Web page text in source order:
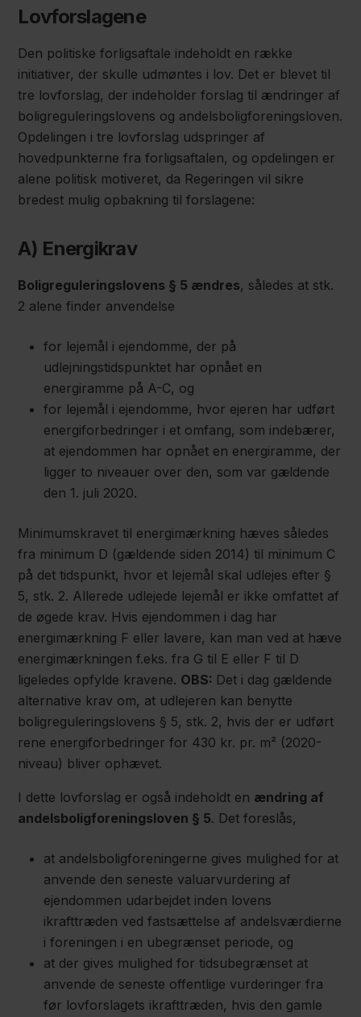
Lovforslagene
Den politiske forligsaftale indeholdt en række
initiativer, der skulle udmøntes i lov. Det er blevet til
tre lovforslag, der indeholder forslag til ændringer af
boligreguleringslovens og andelsboligforeningsloven.
Opdelingen i tre lovforslag udspringer af
hovedpunkterne fra forligsaftalen, og opdelingen er
alene politisk motiveret, da Regeringen vil sikre
bredest mulig opbakning til forslagene:
A) Energikrav
Boligreguleringslovens § 5 ændres, således at stk.
2 alene finder anvendelse
for lejemål i ejendomme, der på
udlejningstidspunktet har opnået en
energiramme på A-C, og
for lejemål i ejendomme, hvor ejeren har udført
energiforbedringer i et omfang, som indebærer,
at ejendommen har opnået en energiramme, der
ligger to niveauer over den, som var gældende
den 1. juli 2020.
Minimumskravet til energimærkning hæves således
fra minimum D (gældende siden 2014) til minimum C
på det tidspunkt, hvor et lejemål skal udlejes efter §
5, stk. 2. Allerede udlejede lejemål er ikke omfattet af
de øgede krav. Hvis ejendommen i dag har
energimærkning F eller lavere, kan man ved at hæve
energimærkningen f.eks. fra G til E eller F til D
ligeledes opfylde kravene. OBS: Det i dag gældende
alternative krav om, at udlejeren kan benytte
boligreguleringslovens § 5, stk. 2, hvis der er udført
rene energiforbedringer for 430 kr. pr. m² (2020-
niveau) bliver ophævet.
I dette lovforslag er også indeholdt en ændring af
andelsboligforeningsloven § 5. Det foreslås,
at andelsboligforeningerne gives mulighed for at
anvende den seneste valuarvurdering af
ejendommen udarbejdet inden lovens
ikrafttræden ved fastsættelse af andelsværdierne
i foreningen i en ubegrænset periode, og
at der gives mulighed for tidsubegrænset at
anvende de seneste offentlige vurderinger fra
før lovforslagets ikrafttræden, hvis den gamle